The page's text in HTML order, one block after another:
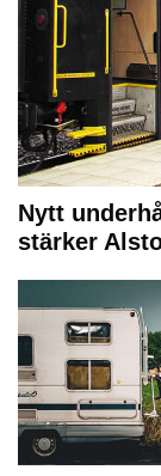
Nytt
stärker